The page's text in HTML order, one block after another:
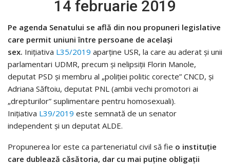
14 februarie 2019
Pe agenda Senatului se află din nou propuneri legislative
care permit uniuni între persoane de același
sex. Inițiativa L35/2019 aparține USR, la care au aderat și unii
parlamentari UDMR, precum și nelipsiții Florin Manole,
deputat PSD și membru al „poliției politic corecte” CNCD, și
Adriana Săftoiu, deputat PNL (ambii vechi promotori ai
„drepturilor” suplimentare pentru homosexuali).
Inițiativa L39/2019 este semnată de un senator
independent și un deputat ALDE.
Propunerea lor este ca parteneriatul civil să fie o instituție
care dublează căsătoria, dar cu mai puține obligații